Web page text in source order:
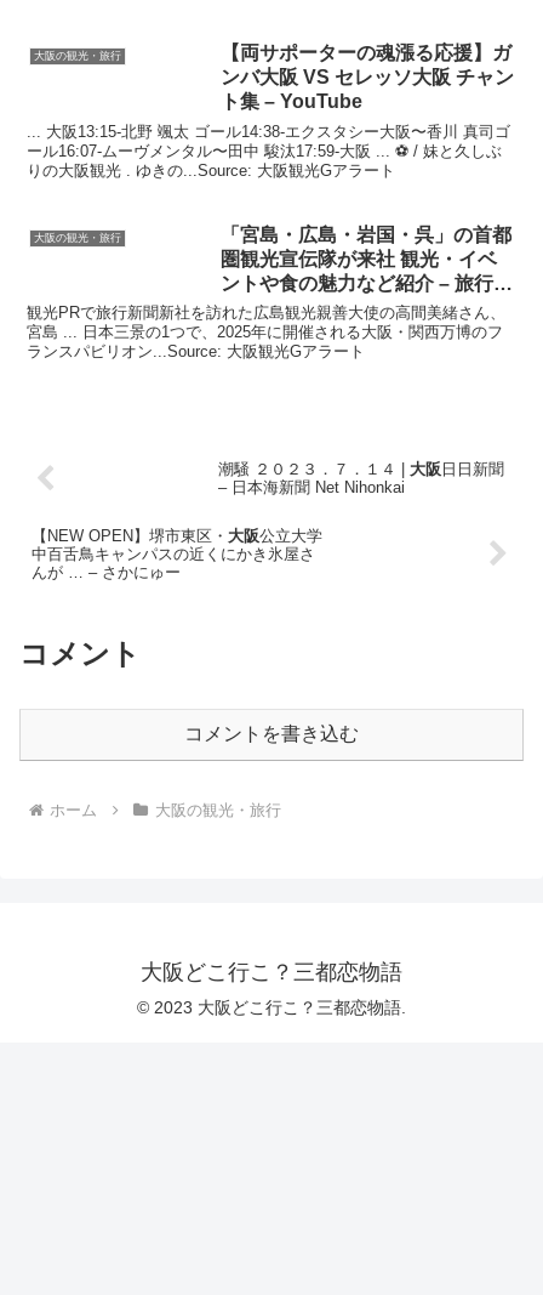
大阪の観光・旅行
【両サポーターの魂漲る応援】ガ
ンバ大阪 VS セレッソ大阪 チャン
ト集 – YouTube
... 大阪13:15-北野 颯太 ゴール14:38-エクスタシー大阪〜香川 真司ゴ
ール16:07-ムーヴメンタル〜田中 駿汰17:59-大阪 ... ⚽️ / 妹と久しぶ
りの大阪観光 . ゆきの...Source: 大阪観光Gアラート
大阪の観光・旅行
「宮島・広島・岩国・呉」の首都
圏観光宣伝隊が来社観光 ・イベ
ントや食の魅力など紹介 – 旅行新
聞
観光PRで旅行新聞新社を訪れた広島観光親善大使の高間美緒さん、
宮島 ... 日本三景の1つで、2025年に開催される大阪・関西万博のフ
ランスパビリオン...Source: 大阪観光Gアラート
潮騒 ２０２３．７．１４ | 大阪 日日新聞
– 日本海新聞 Net Nihonkai
【NEW OPEN】堺市東区・ 大阪公立大学
中百舌鳥キャンパスの近くにかき氷屋さ
んが … – さかにゅー
コメント
コメントを書き込む
ホーム 大阪の観光・旅行
大阪どこ行こ？三都恋物語
© 2023 大阪どこ行こ？三都恋物語.